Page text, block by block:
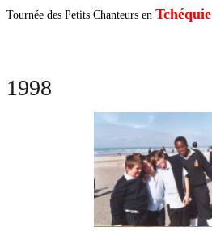
Tournée des Petits Chanteurs en Tchéquie
1998